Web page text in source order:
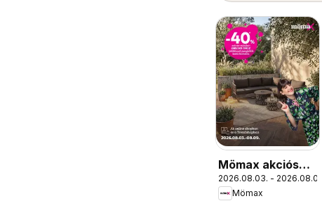
Mömax akciós
újság
2026.08.03. - 2026.08.09.
Mömax